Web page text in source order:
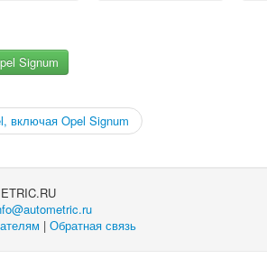
Signum
включая Opel Signum
| Обратная связь